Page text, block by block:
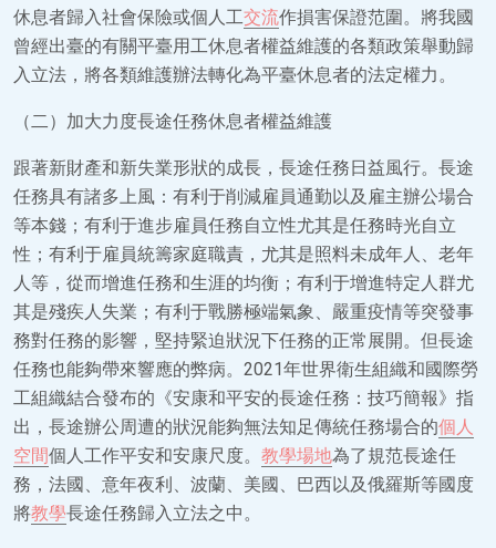
休息者歸入社會保險或個人工交流作損害保證范圍。將我國
曾經出臺的有關平臺用工休息者權益維護的各類政策舉動歸
入立法，將各類維護辦法轉化為平臺休息者的法定權力。
（二）加大力度長途任務休息者權益維護
跟著新財產和新失業形狀的成長，長途任務日益風行。長途
任務具有諸多上風：有利于削減雇員通勤以及雇主辦公場合
等本錢；有利于進步雇員任務自立性尤其是任務時光自立
性；有利于雇員統籌家庭職責，尤其是照料未成年人、老年
人等，從而增進任務和生涯的均衡；有利于增進特定人群尤
其是殘疾人失業；有利于戰勝極端氣象、嚴重疫情等突發事
務對任務的影響，堅持緊迫狀況下任務的正常展開。但長途
任務也能夠帶來響應的弊病。2021年世界衛生組織和國際勞
工組織結合發布的《安康和平安的長途任務：技巧簡報》指
出，長途辦公周遭的狀況能夠無法知足傳統任務場合的個人
空間個人工作平安和安康尺度。 教學場地為了規范長途任
務，法國、意年夜利、波蘭、美國、巴西以及俄羅斯等國度
將教學長途任務歸入立法之中。